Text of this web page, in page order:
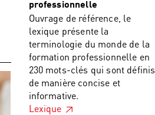
professionnelle
Ouvrage de référence, le
lexique présente la
terminologie du monde de la
formation professionnelle en
230 mots-clés qui sont définis
de manière concise et
informative.
Lexique